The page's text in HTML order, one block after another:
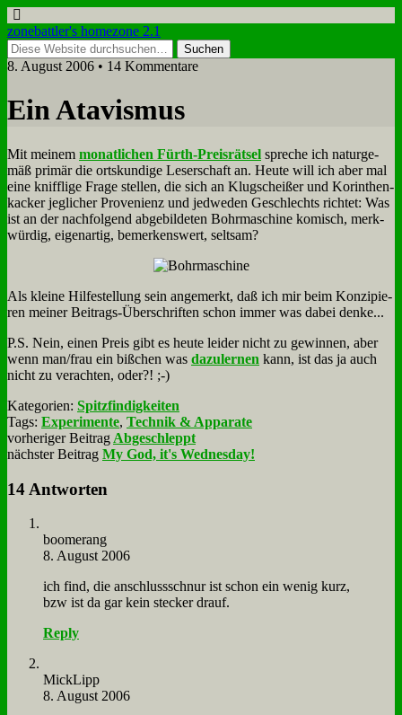
zonebattler's homezone 2.1
8. August 2006 • 14 Kommentare
Ein Ata­vis­mus
Mit mei­nem mo­nat­li­chen Fürth-Preis­rät­sel spre­che ich na­tur­ge­
mäß pri­mär die orts­kun­di­ge Le­ser­schaft an. Heu­te will ich aber mal
ei­ne kniff­li­ge Fra­ge stel­len, die sich an Klug­schei­ßer und Ko­rin­then­
kacker jeg­li­cher Pro­ve­ni­enz und jed­we­den Ge­schlechts rich­tet: Was
ist an der nach­fol­gend ab­ge­bil­de­ten Bohr­ma­schi­ne ko­misch, merk­
wür­dig, ei­gen­ar­tig, be­mer­kens­wert, selt­sam?
Als klei­ne Hil­fe­stel­lung sein an­ge­merkt, daß ich mir beim Kon­zi­pie­
ren mei­ner Bei­trags-Über­schrif­ten schon im­mer was da­bei den­ke...
P.S. Nein, ei­nen Preis gibt es heu­te lei­der nicht zu ge­win­nen, aber
wenn man/frau ein biß­chen was da­zu­ler­nen kann, ist das ja auch
nicht zu ver­ach­ten, oder?! ;-)
Kategorien: Spitzfindigkeiten
Tags: Experimente, Technik & Apparate
vorheriger Beitrag Abgeschleppt
nächster Beitrag My God, it's Wednesday!
14 Antworten
boo­me­rang
8. August 2006
ich find, die an­schluss­schnur ist schon ein we­nig kurz,
bzw ist da gar kein stecker drauf.
Reply
Mick­Lipp
8. August 2006